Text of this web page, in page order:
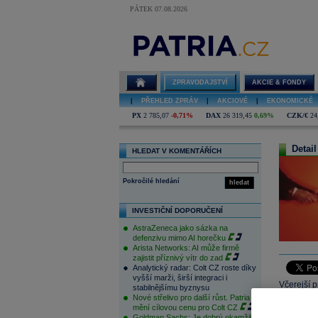
PÁTEK 07.08.2026
ZPRAVODAJSTVÍ AKCIE & FONDY
PŘEHLED ZPRÁV AKCIOVÉ EKONOMICKÉ
PX 2 785,07 -0,71% DAX 26 319,45 0,69% CZK/€
HLEDAT V KOMENTÁŘÍCH
hledat
Pokročilé hledání
INVESTIČNÍ DOPORUČENÍ
AstraZeneca jako sázka na
defenzivu mimo AI horečku
Arista Networks: AI může firmě
zajistit příznivý vítr do zad
Analytický radar: Colt CZ roste díky
vyšší marži, širší integraci i
stabilnějšímu byznysu
Nové střelivo pro další růst. Patria
mění cílovou cenu pro Colt CZ
Včerejší